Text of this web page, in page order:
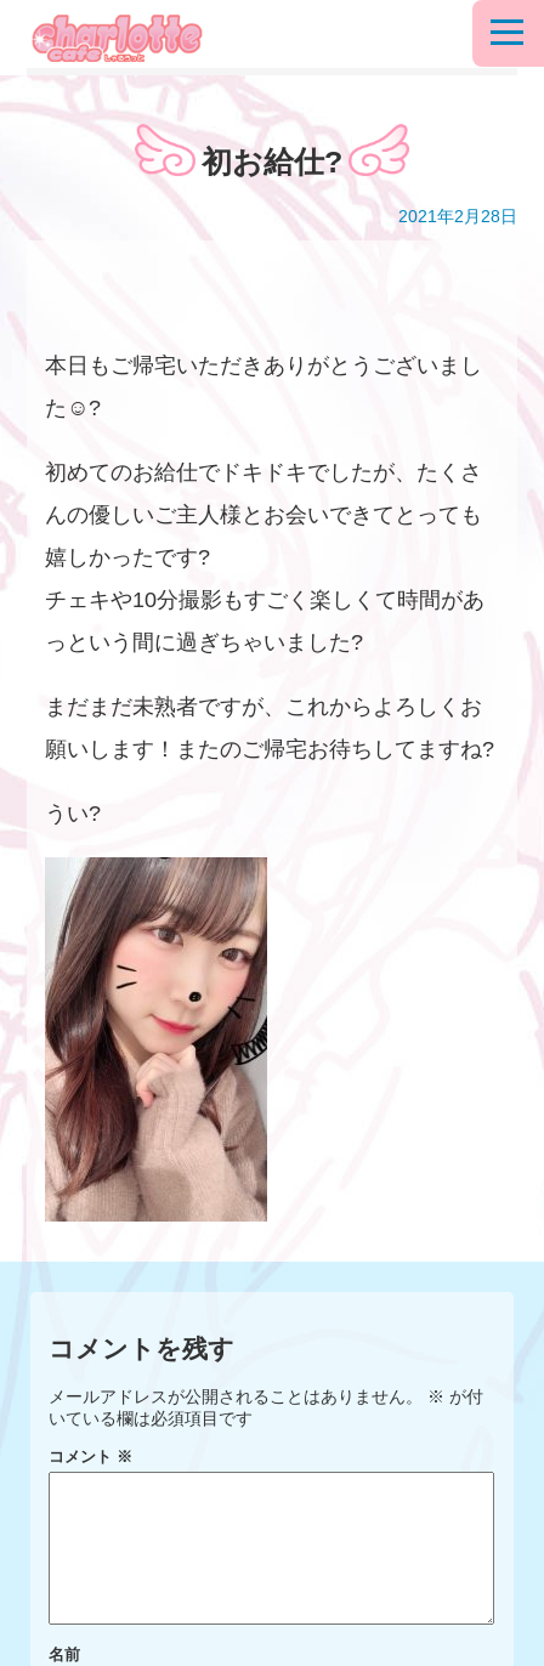
初お給仕?
2021年2月28日
本日もご帰宅いただきありがとうございまし
た☺?
初めてのお給仕でドキドキでしたが、たくさ
んの優しいご主人様とお会いできてとっても
嬉しかったです?
チェキや10分撮影もすごく楽しくて時間があ
っという間に過ぎちゃいました?
まだまだ未熟者ですが、これからよろしくお
願いします！またのご帰宅お待ちしてますね?
うい?
コメントを残す
メールアドレスが公開されることはありません。 ※ が付
いている欄は必須項目です
コメント ※
名前